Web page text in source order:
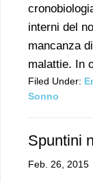
interni del
mancanza
malattie. In
Filed Under:
Sonno
Spuntini
Feb. 26, 2015